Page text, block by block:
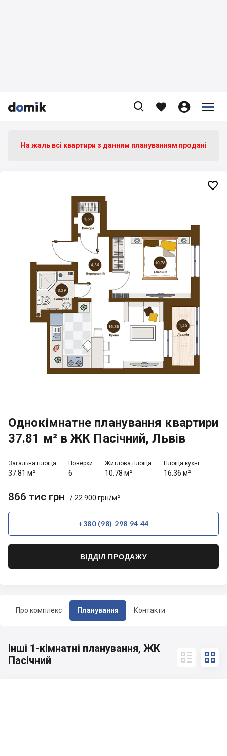


    


Про комплекс Планування Контакти
На жаль всі квартири з данним плануванням продані
Однокімнатне планування квартири
37.81 м² в ЖК Пасічний, Львів
Загальна площа
37.81 м²
Поверхи
6
Житлова площа
10.78 м²
Площа кухні
16.36 м²
866 тис грн / 22 900 грн/м²
+380 (98) 298 94 44
ВІДДІЛ ПРОДАЖУ

Інші 1-кімнатні планування, ЖК
Пасічний
 